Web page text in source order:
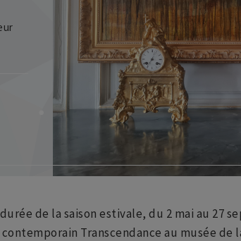
de la saison estivale, du 2 mai au 27
Transcendance au musée de